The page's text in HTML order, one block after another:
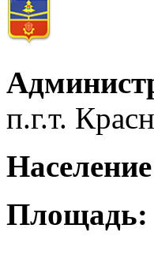
п.г.т.
Площадь: